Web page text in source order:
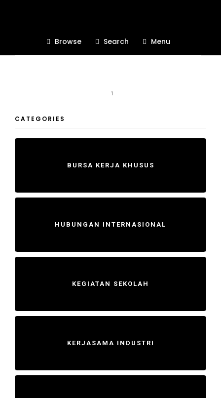
Browse Search Menu
All blog posts from Latif Ariyanto
1
CATEGORIES
BURSA KERJA KHUSUS
HUBUNGAN INTERNASIONAL
KEGIATAN SEKOLAH
KERJASAMA INDUSTRI